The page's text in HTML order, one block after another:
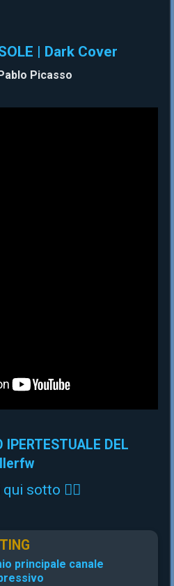
| Dark Cover
Picasso
IPERTESTUALE DEL
sotto 👇🏼
principale canale